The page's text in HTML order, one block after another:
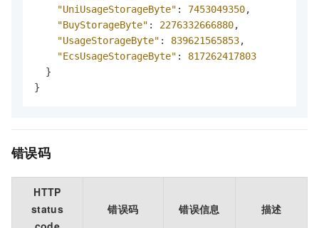
"UniUsageStorageByte" : 7453049350,
"BuyStorageByte" : 2276332666880,
"UsageStorageByte" : 839621565853,
"EcsUsageStorageByte" :
817262417803
}
}
错误码
HTTP
status
错误码 错误信息 描述